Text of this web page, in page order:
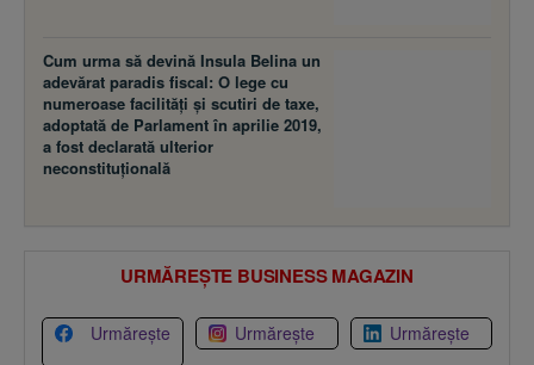
Cum urma să devină Insula Belina un
adevărat paradis fiscal: O lege cu
numeroase facilităţi şi scutiri de taxe,
adoptată de Parlament în aprilie 2019,
a fost declarată ulterior
neconstituţională
URMĂREȘTE BUSINESS MAGAZIN
Urmărește Urmărește Urmărește